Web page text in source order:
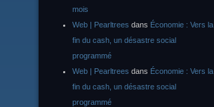
mois
Web | Pearltrees dans Économie : Vers la
fin du cash, un désastre social
programmé
Web | Pearltrees dans Économie : Vers la
fin du cash, un désastre social
programmé